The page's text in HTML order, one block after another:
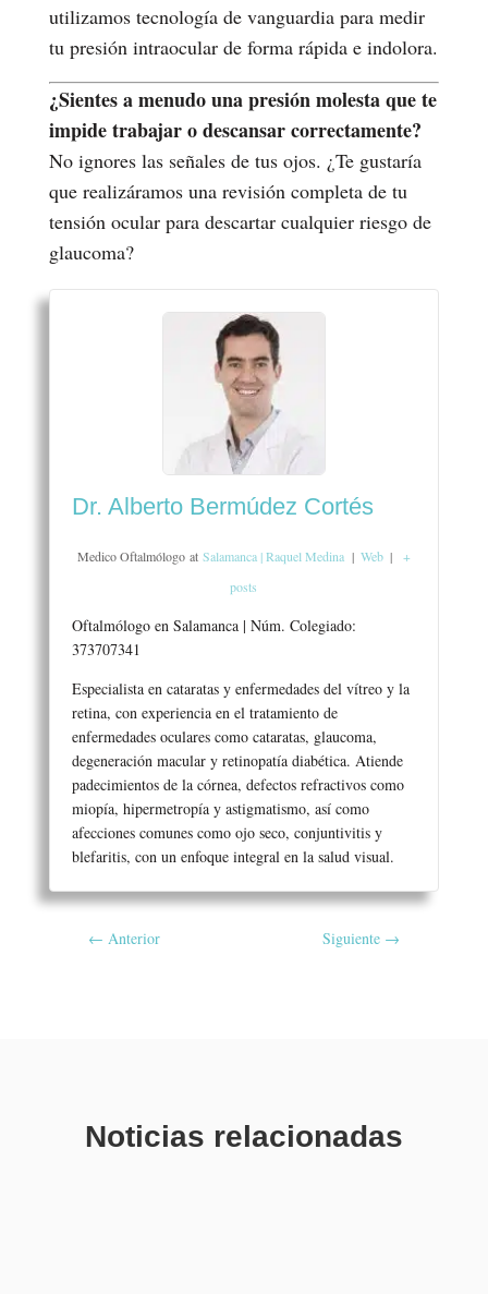
utilizamos tecnología de vanguardia para medir
tu presión intraocular de forma rápida e indolora.
¿Sientes a menudo una presión molesta que te
impide trabajar o descansar correctamente?
No ignores las señales de tus ojos. ¿Te gustaría
que realizáramos una revisión completa de tu
tensión ocular para descartar cualquier riesgo de
glaucoma?
Dr. Alberto Bermúdez Cortés
Medico Oftalmólogo at Salamanca | Raquel Medina | Web |
+
posts
Oftalmólogo en Salamanca | Núm. Colegiado:
373707341
Especialista en cataratas y enfermedades del vítreo y la
retina, con experiencia en el tratamiento de
enfermedades oculares como cataratas, glaucoma,
degeneración macular y retinopatía diabética. Atiende
padecimientos de la córnea, defectos refractivos como
miopía, hipermetropía y astigmatismo, así como
afecciones comunes como ojo seco, conjuntivitis y
blefaritis, con un enfoque integral en la salud visual.
← Anterior Siguiente →
Noticias relacionadas